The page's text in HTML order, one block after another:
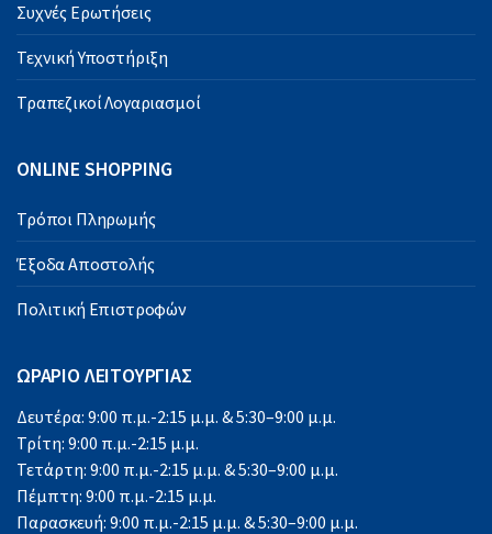
Συχνές Ερωτήσεις
Τεχνική Υποστήριξη
Τραπεζικοί Λογαριασμοί
ONLINE SHOPPING
Τρόποι Πληρωμής
Έξοδα Αποστολής
Πολιτική Επιστροφών
ΩΡΑΡΙΟ ΛΕΙΤΟΥΡΓΙΑΣ
Δευτέρα: 9:00 π.μ.-2:15 μ.μ. & 5:30–9:00 μ.μ.
Τρίτη: 9:00 π.μ.-2:15 μ.μ.
Τετάρτη: 9:00 π.μ.-2:15 μ.μ. & 5:30–9:00 μ.μ.
Πέμπτη: 9:00 π.μ.-2:15 μ.μ.
Παρασκευή: 9:00 π.μ.-2:15 μ.μ. & 5:30–9:00 μ.μ.